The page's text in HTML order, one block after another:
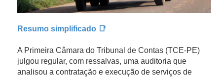
Resumo simplificado 📑
A Primeira Câmara do Tribunal de Contas (TCE-PE)
julgou regular, com ressalvas, uma auditoria que
analisou a contratação e execução de serviços de